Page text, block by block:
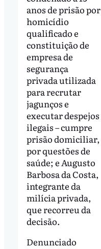
anos de prisão por
homicídio
qualificado e
constituição de
empresa de
segurança
privada utilizada
para recrutar
jagunços e
executar despejos
ilegais – cumpre
prisão domiciliar,
por questões de
saúde; e Augusto
Barbosa da Costa,
integrante da
milícia privada,
que recorreu da
decisão.
Denunciado